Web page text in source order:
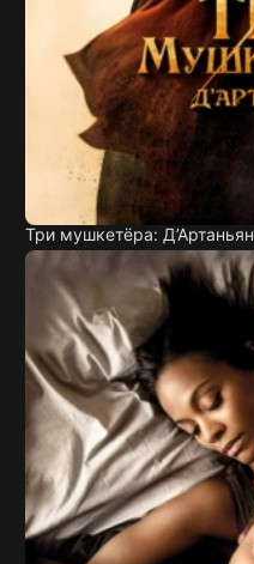
Три мушкетёра: Д’Артаньян